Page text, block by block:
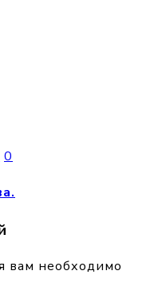
0
вам необходимо